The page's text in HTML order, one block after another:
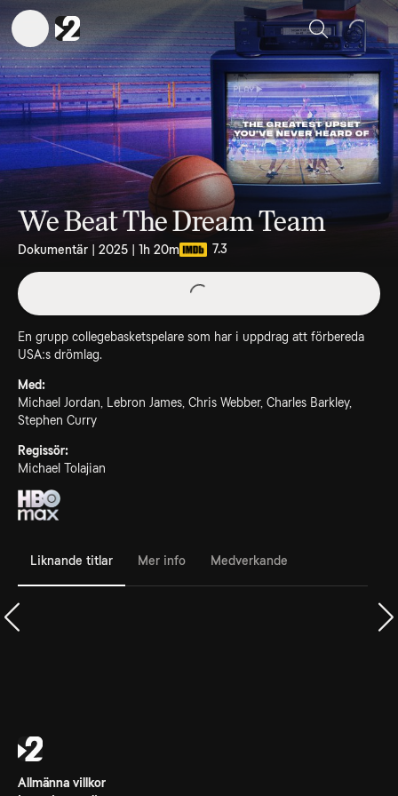
Sök
We Beat The Dream Team
Dokumentär | 2025 | 1h 20m 7.3
En grupp collegebasketspelare som har i uppdrag att förbereda
USA:s drömlag.
Med:
Michael Jordan, Lebron James, Chris Webber, Charles Barkley,
Stephen Curry
Regissör:
Michael Tolajian
Liknande titlar Mer info Medverkande
Allmänna villkor